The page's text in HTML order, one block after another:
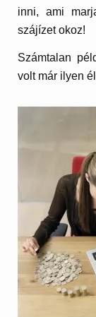
inni, ami
szájízet okoz!
Számtalan
volt már ilyen